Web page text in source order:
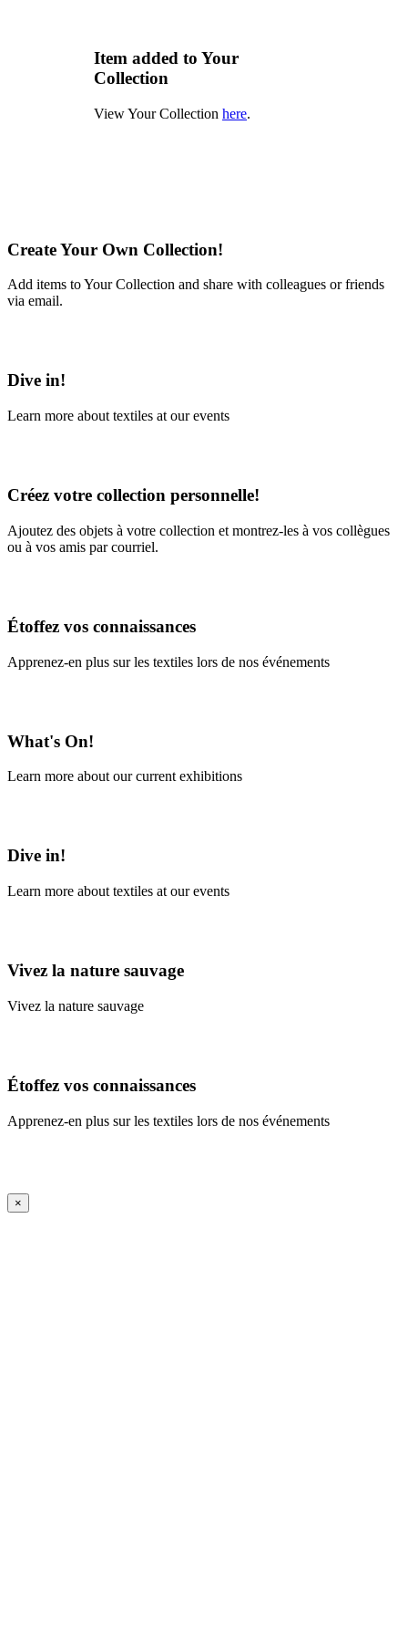
Item added to Your
Collection
View Your Collection here.
Create Your Own Collection!
Add items to Your Collection and share with colleagues or friends
via email.
Dive in!
Learn more about textiles at our events
Créez votre collection personnelle!
Ajoutez des objets à votre collection et montrez-les à vos collègues
ou à vos amis par courriel.
Étoffez vos connaissances
Apprenez-en plus sur les textiles lors de nos événements
What's On!
Learn more about our current exhibitions
Dive in!
Learn more about textiles at our events
Vivez la nature sauvage
Vivez la nature sauvage
Étoffez vos connaissances
Apprenez-en plus sur les textiles lors de nos événements
iFrame Title
×